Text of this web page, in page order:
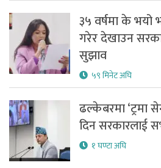
३५ वर्षमा के भयो
गरेर देखाउन
सुझाव
५९ मिनेट अघि
ढल्केबरमा ‘ट्रमा
दिन सरकारलाई
१ घण्टा अघि